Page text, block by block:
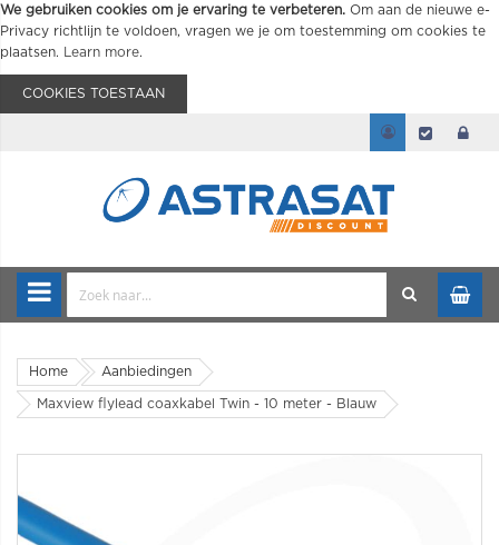
We gebruiken cookies om je ervaring te verbeteren. Om aan de nieuwe e-
Privacy richtlijn te voldoen, vragen we je om toestemming om cookies te
plaatsen.
Learn more.
COOKIES TOESTAAN
Home Aanbiedingen
Maxview flylead coaxkabel Twin - 10 meter - Blauw